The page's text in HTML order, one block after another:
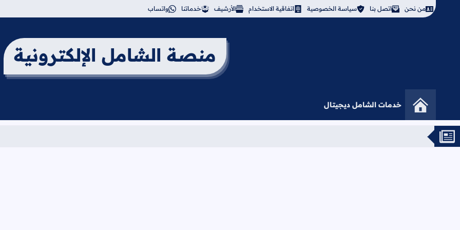
من نحن اتصل بنا سياسة الخصوصية اتفاقية الاستخدام الأرشيف خدماتنا واتساب
منصة الشامل الإلكترونية
خدمات الشامل ديجيتال